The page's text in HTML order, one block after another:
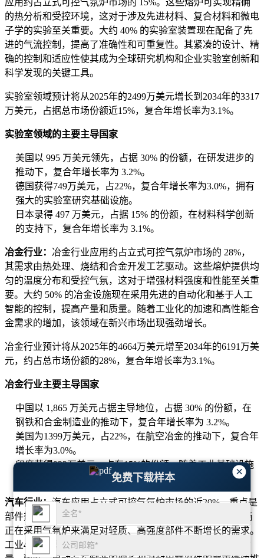
×
免费下载样本
应用约占立式可控气氛炉市场的 15%。这些熔炉可实现精确
的热分析和受控环境，这对于涉及先进材料、复合材料和微电
子学的实验至关重要。大约 40% 的实验室装置现在配备了先
进的气流控制，提高了准确性和可重复性。其紧凑的设计、精
确的控制和适应性使其成为全球研究机构和企业实验室创新和
科学发现的关键工具。
实验室领域预计将从2025年的2499万美元增长到2034年的3317
万美元，占据总市场份额近15%，复合年增长率为3.1%。
实验室领域的主要主导国家
美国以 995 万美元领先，占据 30% 的份额，在研发进步的
推动下，复合年增长率为 3.2%。
德国获得749万美元，占22%，复合年增长率为3.0%，拥有
强大的实验室研究基础设施。
日本录得 497 万美元，占据 15% 的份额，在材料科学创新
的支持下，复合年增长率为 3.1%。
冶金行业： 冶金行业应用约占立式可控气氛炉市场的 28%，
其需求由热处理、烧结和合金开发工艺驱动。这些熔炉提供均
匀的温度分布和受控气氛，这对于增强材料强度和性能至关重
要。大约 50% 的冶金设施现在采用先进的自动化和基于人工
智能的控制，提高产量和质量。随着工业化的加速和高性能合
金需求的增加，该领域在新兴市场出现强劲增长。
冶金行业预计将从2025年的4664万美元增至2034年的6191万美
元，约占总市场份额的28%，复合年增长率为3.1%。
冶金行业主要主导国家
中国以 1,865 万美元占据主导地位，占据 30% 的份额，在
钢铁和合金制造业的推动下，复合年增长率为 3.2%。
美国为1399万美元，占22%，在航空冶金的推动下，复合年
增长率为3.0%。
印度获得932万美元，占有15%的份额，随着工业基础设施
的迅速扩张，复合年增长率为3.1%。
汽车行业：汽车应用占立式可控气氛炉市场的近20%，重点是
部件热处理、渗碳和耐热材料加工。超过 45% 的汽车制造商
正在采用气氛炉来满足对轻质、高强度部件不断增长的需求。
工业4.0系统集成，效率提升30%左右，支持大规模生产和质